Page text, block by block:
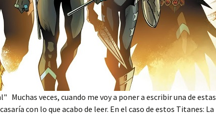
Muchas veces, cuando me voy a poner a escribir una de estas
con lo que acabo de leer. En el caso de estos Titanes: La